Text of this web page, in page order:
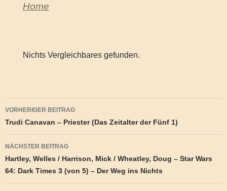
Home
Nichts Vergleichbares gefunden.
Beitragsnavigation
VORHERIGER BEITRAG
Trudi Canavan – Priester (Das Zeitalter der Fünf 1)
NÄCHSTER BEITRAG
Hartley, Welles / Harrison, Mick / Wheatley, Doug – Star Wars
64: Dark Times 3 (von 5) – Der Weg ins Nichts